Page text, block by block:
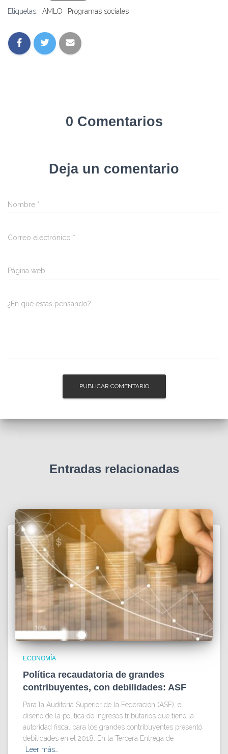
Etiquetas: AMLO Programas sociales
0 Comentarios
Deja un comentario
Nombre *
Correo electrónico *
Página web
¿En qué estás pensando?
Entradas relacionadas
ECONOMÍA
Política recaudatoria de grandes
contribuyentes, con debilidades: ASF
Para la Auditoría Superior de la Federación (ASF), el
diseño de la política de ingresos tributarios que tiene la
autoridad fiscal para los grandes contribuyentes presentó
debilidades en el 2018. En la Tercera Entrega de
Leer más…